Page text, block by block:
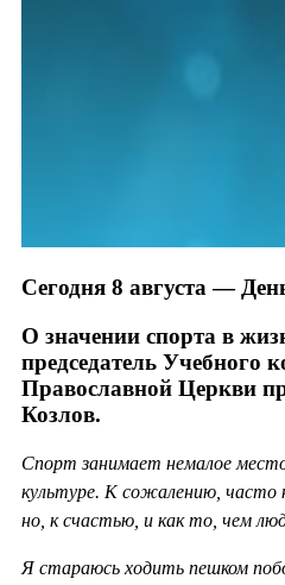
Сегодня 8 августа —
О значении спорта в
председатель Учебного
Православной Церкви
Козлов.
Спорт занимает немалое
культуре. К сожалению,
но, к счастью, и как то, чем
Я стараюсь ходить пешком